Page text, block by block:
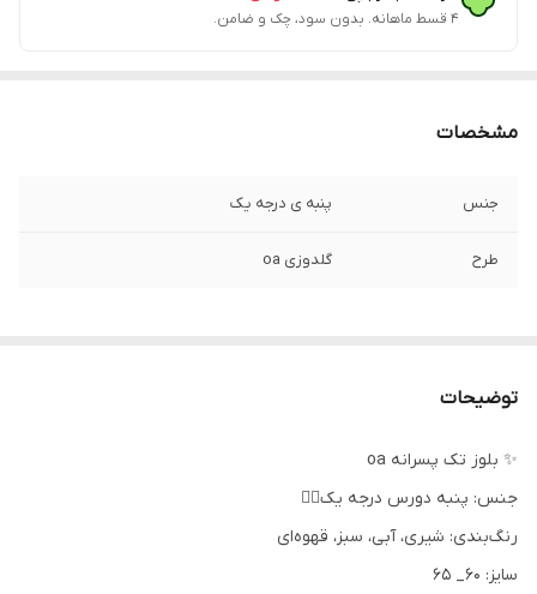
۴ قسط ماهانه. بدون سود، چک و ضامن.
مشخصات
جنس پنبه ی درجه یک
طرح گلدوزی oa
توضیحات
✨ بلوز تک پسرانه oa
جنس: پنبه دورس درجه یک👌🏻
رنگ‌بندی: شیری، آبی، سبز، قهوه‌ای
سایز: ۶۰_ ۶۵